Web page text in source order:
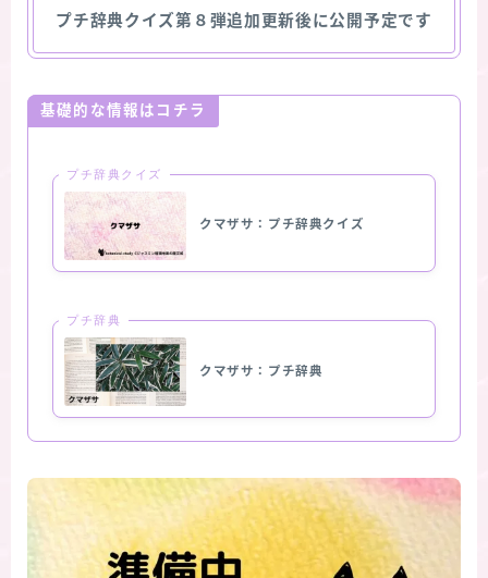
プチ辞典クイズ第８弾追加更新後に公開予定です
基礎的な情報はコチラ
プチ辞典クイズ
クマザサ：プチ辞典クイズ
プチ辞典
クマザサ：プチ辞典